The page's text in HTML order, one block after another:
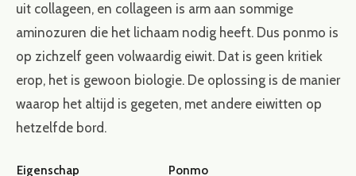
uit collageen, en collageen is arm aan sommige
aminozuren die het lichaam nodig heeft. Dus ponmo is
op zichzelf geen volwaardig eiwit. Dat is geen kritiek
erop, het is gewoon biologie. De oplossing is de manier
waarop het altijd is gegeten, met andere eiwitten op
hetzelfde bord.
Eigenschap Ponmo